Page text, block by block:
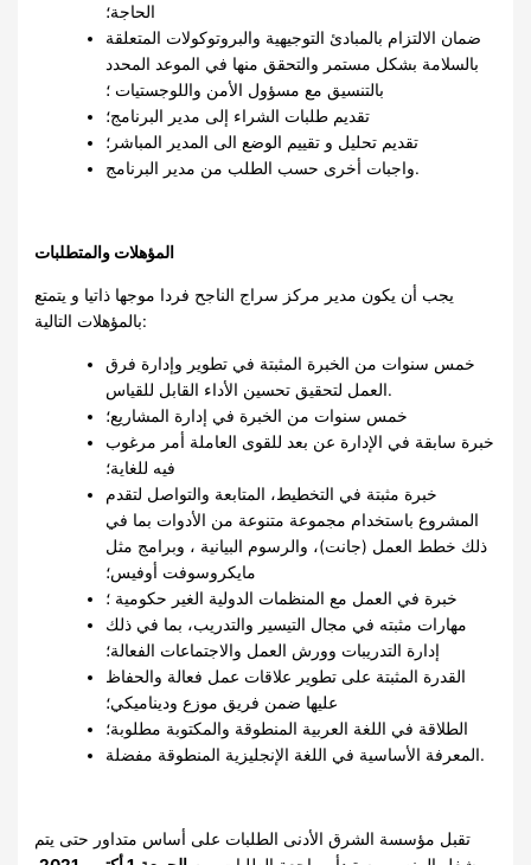
الحاجة؛
ضمان الالتزام بالمبادئ التوجيهية والبروتوكولات المتعلقة
بالسلامة بشكل مستمر والتحقق منها في الموعد المحدد
بالتنسيق مع مسؤول الأمن واللوجستيات ؛
تقديم طلبات الشراء إلى مدير البرنامج؛
تقديم تحليل و تقييم الوضع الى المدير المباشر؛
واجبات أخرى حسب الطلب من مدير البرنامج.
المؤهلات والمتطلبات
يجب أن يكون مدير مركز سراج الناجح فردا موجها ذاتيا و يتمتع
بالمؤهلات التالية:
خمس سنوات من الخبرة المثبتة في تطوير وإدارة فرق
العمل لتحقيق تحسين الأداء القابل للقياس.
خمس سنوات من الخبرة في إدارة المشاريع؛
خبرة سابقة في الإدارة عن بعد للقوى العاملة أمر مرغوب
فيه للغاية؛
خبرة مثبتة في التخطيط، المتابعة والتواصل لتقدم
المشروع باستخدام مجموعة متنوعة من الأدوات بما في
ذلك خطط العمل (جانت)، والرسوم البيانية ، وبرامج مثل
مايكروسوفت أوفيس؛
خبرة في العمل مع المنظمات الدولية الغير حكومية ؛
مهارات مثبته في مجال التيسير والتدريب، بما في ذلك
إدارة التدريبات وورش العمل والاجتماعات الفعالة؛
القدرة المثبتة على تطوير علاقات عمل فعالة والحفاظ
عليها ضمن فريق موزع وديناميكي؛
الطلاقة في اللغة العربية المنطوقة والمكتوبة مطلوبة؛
المعرفة الأساسية في اللغة الإنجليزية المنطوقة مفضلة.
تقبل مؤسسة الشرق الأدنى الطلبات على أساس متداور حتى يتم